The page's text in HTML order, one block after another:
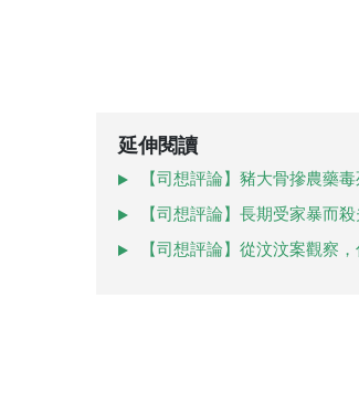
延伸閱讀
【司想評論】豬大骨摻農藥
【司想評論】長期受家暴而
【司想評論】從汶汶案觀察